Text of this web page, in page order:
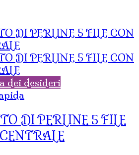
dei desideri
DI PERLINE 5 FILE